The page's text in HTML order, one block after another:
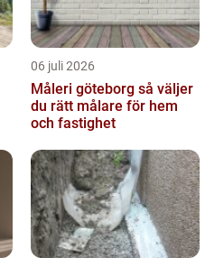
06 juli 2026
Måleri göteborg så väljer
du rätt målare för hem
och fastighet